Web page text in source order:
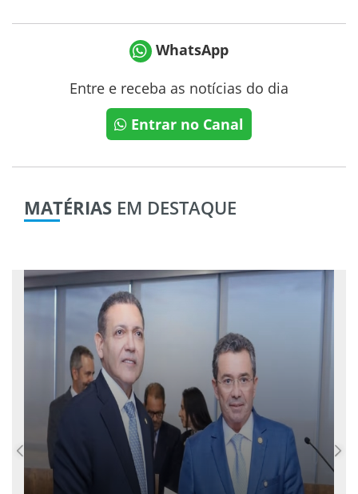
WhatsApp
Entre e receba as notícias do dia
Entrar no Canal
MATÉRIAS EM DESTAQUE